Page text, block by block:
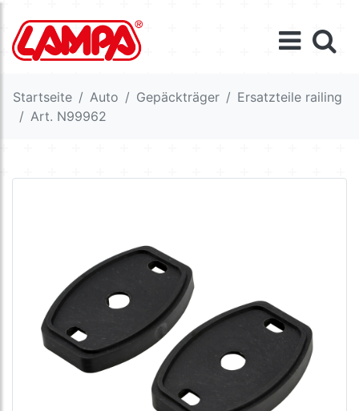
Startseite Auto Gepäckträger
Ersatzteile railing
Art. N99962